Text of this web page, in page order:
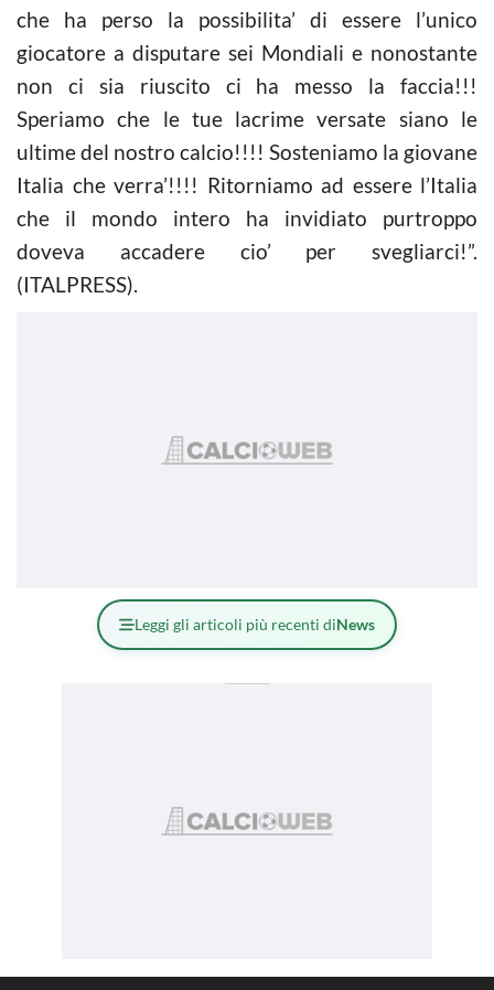
che ha perso la possibilita’ di essere l’unico
giocatore a disputare sei Mondiali e nonostante
non ci sia riuscito ci ha messo la faccia!!!
Speriamo che le tue lacrime versate siano le
ultime del nostro calcio!!!! Sosteniamo la giovane
Italia che verra’!!!! Ritorniamo ad essere l’Italia
che il mondo intero ha invidiato purtroppo
doveva accadere cio’ per svegliarci!”.
(ITALPRESS).
Leggi gli articoli più recenti diNews